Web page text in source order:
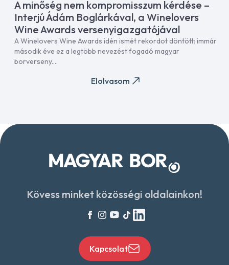
A minőség nem kompromisszum kérdése –
Interjú Ádám Boglárkával, a Winelovers
Wine Awards versenyigazgatójával
A Winelovers Wine Awards idén ismét rekordot döntött: immár
második éve ez a legtöbb nevezést fogadó magyar
borverseny....
Elolvasom
Kövess minket közösségi oldalainkon!
Kapcsolat